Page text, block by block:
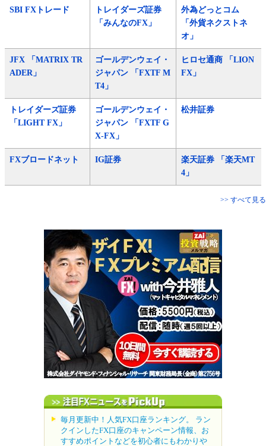
SBI FXトレード
トレイダーズ証券
「みんなのFX」
外為どっとコム
「外貨ネクストネ
オ」
JFX 「MATRIX TR
ADER」
ゴールデンウェイ・
ジャパン 「FXTF M
T4」
ヒロセ通商 「LION
FX」
トレイダーズ証券
「LIGHT FX」
ゴールデンウェイ・
ジャパン 「FXTF G
X-FX」
松井証券
FXブロードネット IG証券
楽天証券 「楽天MT
4」
>> すべて見る
毎月更新中！人気FX口座ランキング。 ラン
クインしたFX口座のキャンペーン情報、お
すすめポイントなどを初心者にもわかりや